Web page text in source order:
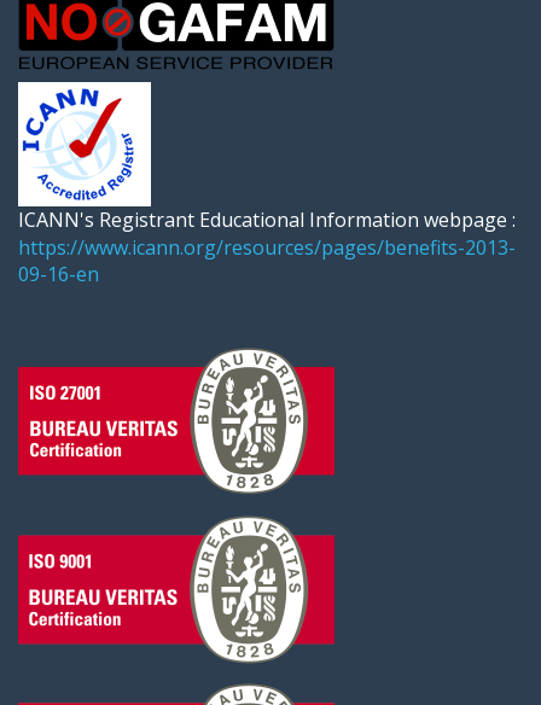
ICANN's Registrant Educational Information webpage :
https://www.icann.org/resources/pages/benefits-2013-
09-16-en